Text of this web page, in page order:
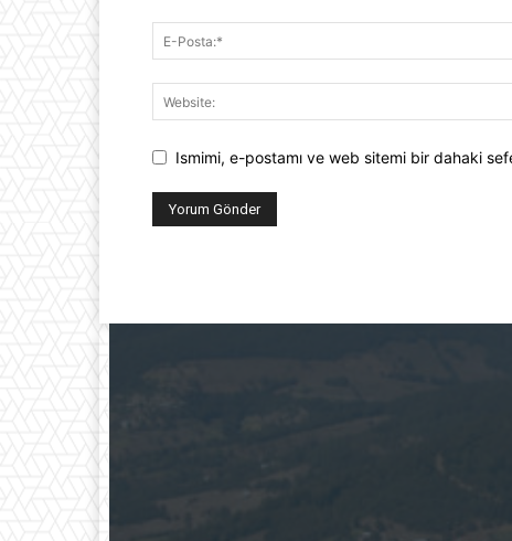
Ismimi, e-postamı ve web sitemi bir dahaki